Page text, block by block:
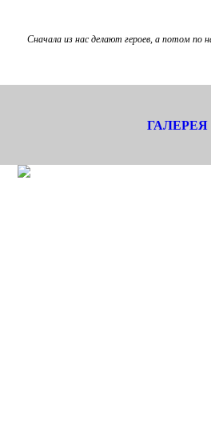
Сначала из нас делают героев, а потом по
ГАЛЕРЕЯ